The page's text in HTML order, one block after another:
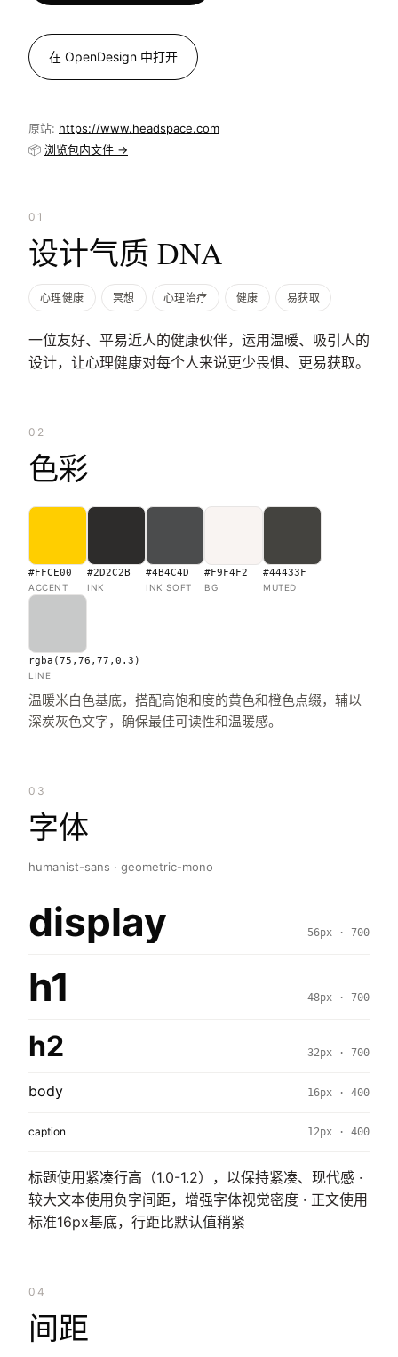
在 OpenDesign 中打开
原站: https://www.headspace.com
📦 浏览包内文件 →
01
设计气质 DNA
心理健康 冥想 心理治疗 健康 易获取
一位友好、平易近人的健康伙伴，运用温暖、吸引人的
设计，让心理健康对每个人来说更少畏惧、更易获取。
02
色彩
#FFCE00
ACCENT
#2D2C2B
INK
#4B4C4D
INK SOFT
#F9F4F2
BG
#44433F
MUTED
rgba(75,76,77,0.3)
LINE
温暖米白色基底，搭配高饱和度的黄色和橙色点缀，辅以
深炭灰色文字，确保最佳可读性和温暖感。
03
字体
humanist-sans · geometric-mono
display 56px · 700
h1 48px · 700
h2 32px · 700
body 16px · 400
caption 12px · 400
标题使用紧凑行高（1.0-1.2），以保持紧凑、现代感 ·
较大文本使用负字间距，增强字体视觉密度 · 正文使用
标准16px基底，行距比默认值稍紧
04
间距